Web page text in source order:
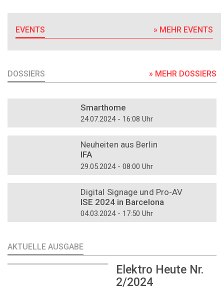
EVENTS » MEHR EVENTS
DOSSIERS » MEHR DOSSIERS
Smarthome
24.07.2024 - 16:08 Uhr
Neuheiten aus Berlin
IFA
29.05.2024 - 08:00 Uhr
Digital Signage und Pro-AV
ISE 2024 in Barcelona
04.03.2024 - 17:50 Uhr
AKTUELLE AUSGABE
Elektro Heute Nr.
2/2024